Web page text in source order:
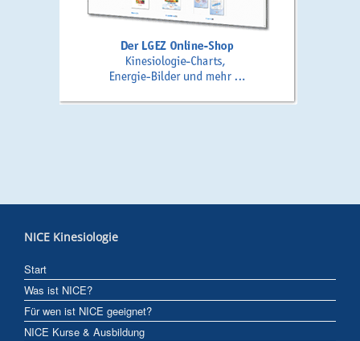
NICE Kinesiologie
Start
Was ist NICE?
Für wen ist NICE geeignet?
NICE Kurse & Ausbildung